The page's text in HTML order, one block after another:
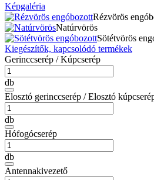
Képgaléria
Rézvörös
Natúrvörös
Sötétvörös
Kiegészítők, kapcsolódó termékek
Gerinccserép / Kúpcserép
db
Elosztó gerinccserép / Elosztó
db
Hófogócserép
db
Antennakivezető